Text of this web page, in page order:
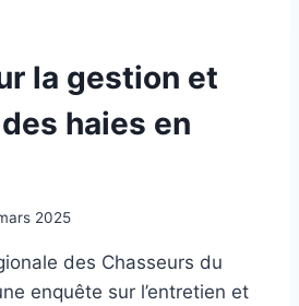
la gestion et
haies en
2025
des Chasseurs du
enquête sur l’entretien et